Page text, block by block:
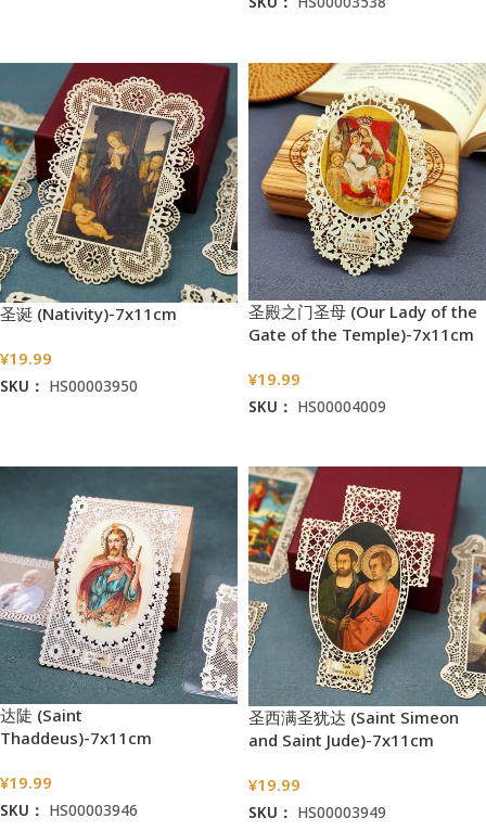
圣诞 (Nativity)-7x11cm
¥19.99
SKU： HS00003950
圣殿之门圣母 (Our Lady of the
Gate of the Temple)-7x11cm
¥19.99
SKU： HS00004009
达陡 (Saint
Thaddeus)-7x11cm
¥19.99
SKU： HS00003946
圣西满圣犹达 (Saint Simeon
and Saint Jude)-7x11cm
¥19.99
SKU： HS00003949